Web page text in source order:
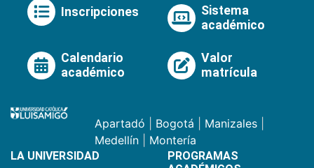
Inscripciones
Sistema
académico
Calendario
académico
Valor
matrícula
Apartadó Bogotá Manizales
Medellín
Montería
LA UNIVERSIDAD
PROGRAMAS